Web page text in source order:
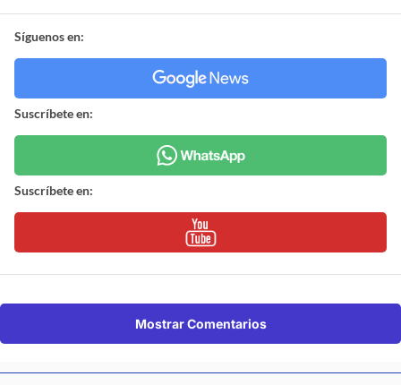
Síguenos en:
Suscríbete en:
Suscríbete en:
Mostrar Comentarios